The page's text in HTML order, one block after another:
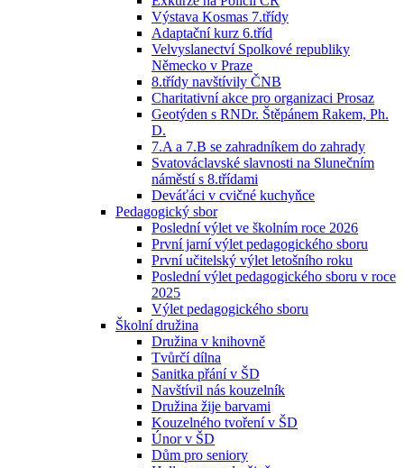
Výstava Kosmas 7.třídy
Adaptační kurz 6.tříd
Velvyslanectví Spolkové republiky
Německo v Praze
8.třídy navštívily ČNB
Charitativní akce pro organizaci Prosaz
Geotýden s RNDr. Štěpánem Rakem, Ph.
D.
7.A a 7.B se zahradníkem do zahrady
Svatováclavské slavnosti na Slunečním
náměstí s 8.třídami
Deváťáci v cvičné kuchyňce
Pedagogický sbor
Poslední výlet ve školním roce 2026
První jarní výlet pedagogického sboru
První učitelský výlet letošního roku
Poslední výlet pedagogického sboru v roce
2025
Výlet pedagogického sboru
Školní družina
Družina v knihovně
Tvůrčí dílna
Sanitka přání v ŠD
Navštívil nás kouzelník
Družina žije barvami
Kouzelného tvoření v ŠD
Únor v ŠD
Dům pro seniory